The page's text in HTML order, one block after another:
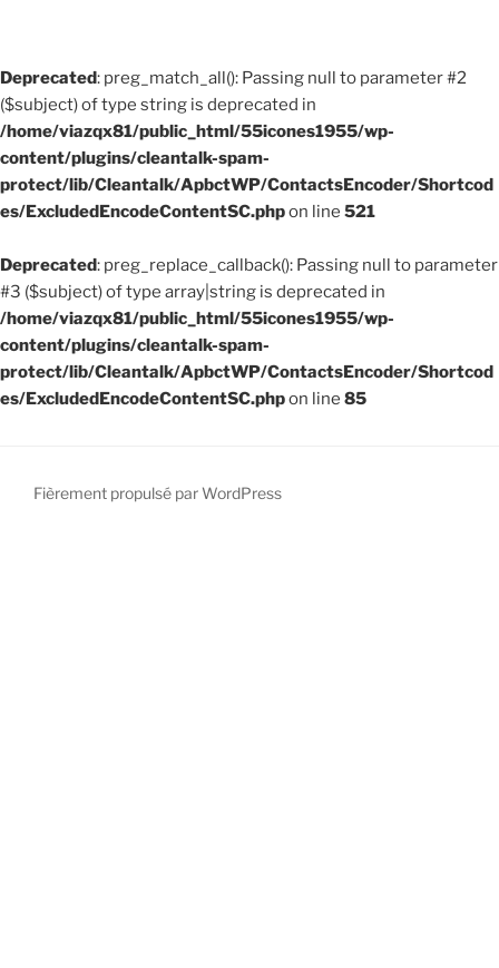
nouvelle
arme
de
destruction
massive »
Deprecated: preg_match_all(): Passing null to parameter #2
($subject) of type string is deprecated in
/home/viazqx81/public_html/55icones1955/wp-
content/plugins/cleantalk-spam-
protect/lib/Cleantalk/ApbctWP/ContactsEncoder/Shortcod
es/ExcludedEncodeContentSC.phpon line 521
Deprecated: preg_replace_callback(): Passing null to parameter
#3 ($subject) of type array|string is deprecated in
/home/viazqx81/public_html/55icones1955/wp-
content/plugins/cleantalk-spam-
protect/lib/Cleantalk/ApbctWP/ContactsEncoder/Shortcod
es/ExcludedEncodeContentSC.phpon line 85
Fièrement propulsé par WordPress